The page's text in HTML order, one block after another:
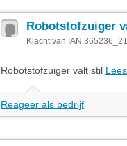
Robotstofzuiger
Klacht van IAN
Robotstofzuiger valt stil
Reageer als bedrijf